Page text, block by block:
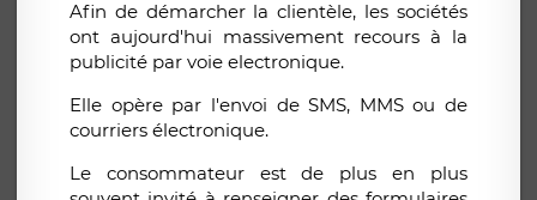
Afin de démarcher la clientèle, les sociétés
ont aujourd'hui massivement recours à la
publicité par voie electronique.
Elle opère par l'envoi de SMS, MMS ou de
courriers électronique.
Le consommateur est de plus en plus